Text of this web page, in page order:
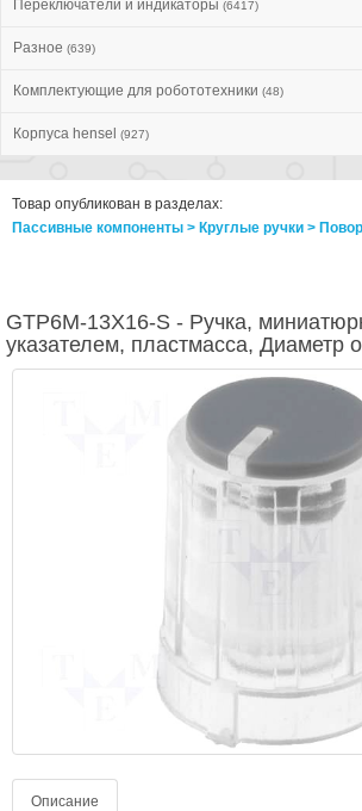
Переключатели и индикаторы (6417)
Разное (639)
Комплектующие для робототехники (48)
Корпуса hensel (927)
Товар опубликован в разделах:
Пассивные компоненты > Круглые ручки >
GTP6M-13X16-S - Ручка,
указателем, пластмасса, Диаметр
Описание